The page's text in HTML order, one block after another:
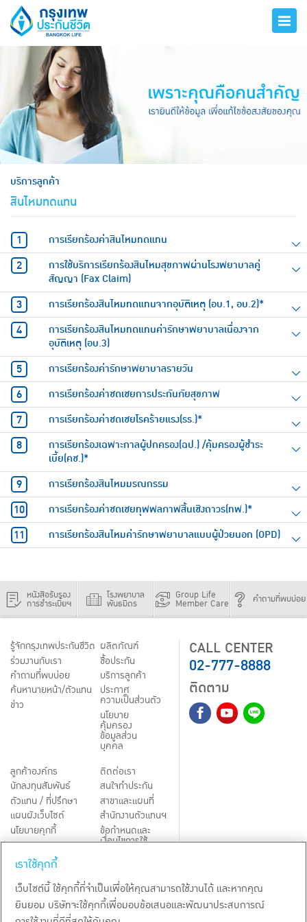
บริการลูกค้า
สินไหมทดแทน
การเรียกร้องค่าสินไหมทดแทน
การใช้บริการเรียกร้องสินไหมสุขภาพผ่านโรงพยาบาลคู่
สัญญา (Fax Claim)
การเรียกร้องสินไหมทดแทนจากอุบัติเหตุ (อบ.1, อบ.2)*
การเรียกร้องสินไหมทดแทนค่ารักษาพยาบาลเนื่องจาก
อุบัติเหตุ (อบ.3)
การเรียกร้องค่ารักษาพยาบาลรายวัน
การเรียกร้องค่าชดเชยการประกันภัยสุขภาพ
การเรียกร้องค่าชดเชยโรคร้ายแรง(รร.)*
การเรียกร้องเฉพาะกาลผู้ปกครอง(ฉป.) /คุ้มครองผู้ชำระ
เบี้ย(คช.)*
การเรียกร้องสินไหมมรณกรรม
การเรียกร้องค่าชดเชยทุพพลภาพสิ้นเชิงถาวร(ทพ.)*
การเรียกร้องสินไหมค่ารักษาพยาบาลแบบผู้ป่วยนอก (OPD)
หนังสือรับรอง
การชำระเบี้ยฯ
โรงพยาบาล
พันธมิตร
Group Life
Member Care คำถามที่พบบ่อย
รู้จักกรุงเทพประกันชีวิต
ร่วมงานกับเรา
คำถามที่พบบ่อย
ค้นหานายหน้า/ตัวแทน
ข่าว
ผลิตภัณฑ์
ชื้อประกัน
บริการลูกค้า
ประกาศ
ความเป็นส่วนตัว
นโยบาย
คุ้มครอง
ข้อมูลส่วน
บุคคล
ลูกค้าองค์กร
นักลงทุนสัมพันธ์
ตัวแทน / ที่ปรึกษา
แผนผังเว็บไซต์
นโยบายคุกกี้
Third-Party Notices
ติดต่อเรา
สนใจทำประกัน
สาขาและแผนที่
สำนักงานตัวแทนฯ
ข้อกำหนดและ
เงื่อนไขการใช้
CALL CENTER
02-777-8888
ติดตาม
TH EN
สงวนลิขสิทธิ์ พ.ศ.2569
เราใช้คุกกี้
เว็บไซต์นี้ ใช้คุกกี้ที่จำเป็นเพื่อให้คุณสามารถใช้งานได้ และหากคุณ
ยินยอม บริษัทจะใช้คุกกี้เพื่อมอบข้อเสนอและพัฒนาประสบการณ์